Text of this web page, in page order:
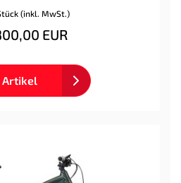
(inkl. MwSt.)
EUR
Artikel